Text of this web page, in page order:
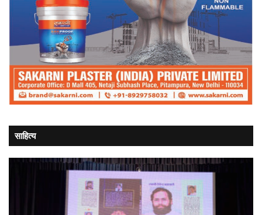
साहित्य